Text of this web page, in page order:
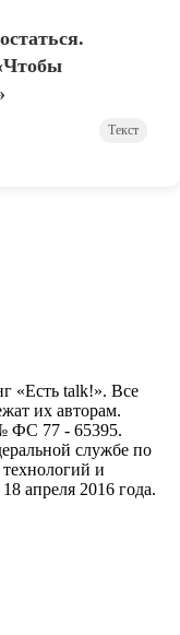
Текст
«Есть talk!». Все
их авторам.
ФС 77 - 65395.
службе по
и
апреля 2016 года.